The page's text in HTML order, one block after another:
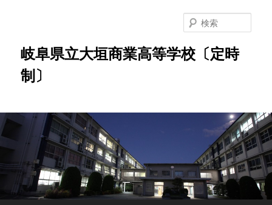
岐阜県立大垣商業高等学校〔定時
制〕
索